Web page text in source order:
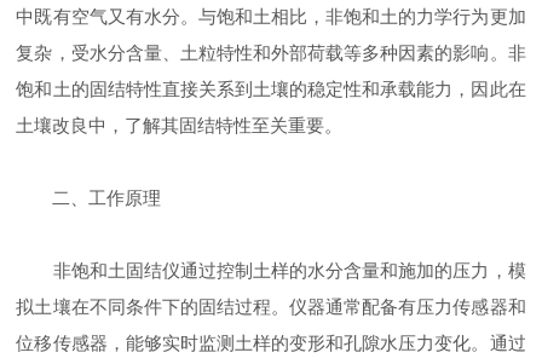
中既有空气又有水分。与饱和土相比，非饱和土的力学行为更加
复杂，受水分含量、土粒特性和外部荷载等多种因素的影响。非
饱和土的固结特性直接关系到土壤的稳定性和承载能力，因此在
土壤改良中，了解其固结特性至关重要。
二、工作原理
非饱和土固结仪通过控制土样的水分含量和施加的压力，模
拟土壤在不同条件下的固结过程。仪器通常配备有压力传感器和
位移传感器，能够实时监测土样的变形和孔隙水压力变化。通过